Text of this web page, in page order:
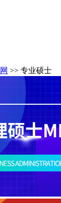
>> 专业硕士